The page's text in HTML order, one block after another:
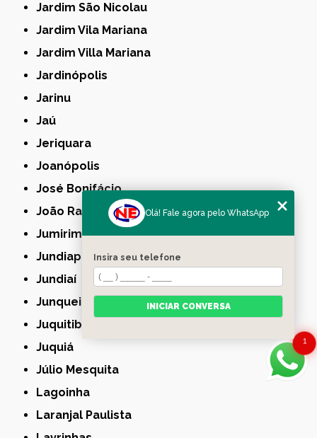
Jardim São Nicolau
Jardim Vila Mariana
Jardim Villa Mariana
Jardinópolis
Jarinu
Jaú
Jeriquara
Joanópolis
José Bonifácio
João Ramalho
Jumirim
Jundiapeba
Jundiaí
Junqueirópolis
Juquitiba
Juquiá
Júlio Mesquita
Lagoinha
Laranjal Paulista
1
Olá! Fale agora pelo WhatsApp
Insira seu telefone
INICIAR CONVERSA